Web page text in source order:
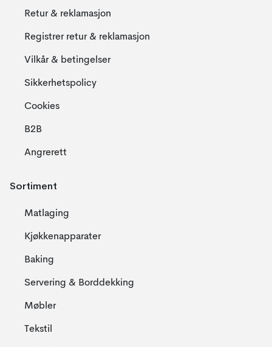
Retur & reklamasjon
Registrer retur & reklamasjon
Vilkår & betingelser
Sikkerhetspolicy
Cookies
B2B
Angrerett
Sortiment
Matlaging
Kjøkkenapparater
Baking
Servering & Borddekking
Møbler
Tekstil